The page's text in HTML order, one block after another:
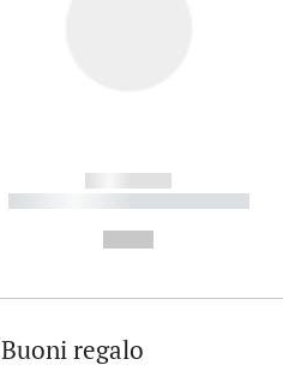
------------
----------- ----------- ----------
Buoni regalo